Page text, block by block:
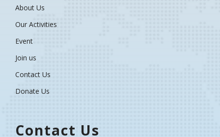
About Us
Our Activities
Event
Join us
Contact Us
Donate Us
Contact Us